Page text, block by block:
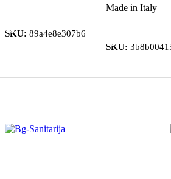
SKU: 89a4e8e307b6
Made in Italy
SKU: